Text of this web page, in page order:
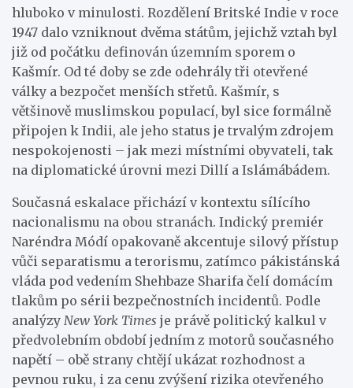
hluboko v minulosti. Rozdělení Britské Indie v roce
1947 dalo vzniknout dvěma státům, jejichž vztah byl
již od počátku definován územním sporem o
Kašmír. Od té doby se zde odehrály tři otevřené
války a bezpočet menších střetů. Kašmír, s
většinově muslimskou populací, byl sice formálně
připojen k Indii, ale jeho status je trvalým zdrojem
nespokojenosti – jak mezi místními obyvateli, tak
na diplomatické úrovni mezi Dillí a Islámábádem.
Současná eskalace přichází v kontextu sílícího
nacionalismu na obou stranách. Indický premiér
Naréndra Módí opakovaně akcentuje silový přístup
vůči separatismu a terorismu, zatímco pákistánská
vláda pod vedením Shehbaze Sharifa čelí domácím
tlakům po sérii bezpečnostních incidentů. Podle
analýzy New York Times je právě politický kalkul v
předvolebním období jedním z motorů současného
napětí – obě strany chtějí ukázat rozhodnost a
pevnou ruku, i za cenu zvýšení rizika otevřeného